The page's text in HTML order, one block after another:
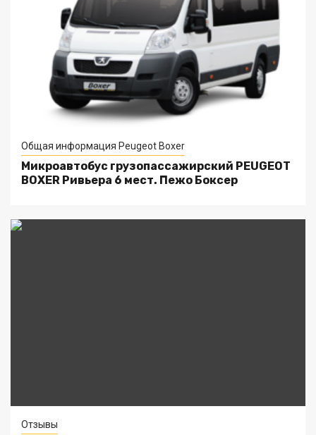
Общая информация Peugeot Boxer
Микроавтобус грузопассажирский PEUGEOT
BOXER Ривьера 6 мест. Пежо Боксер
Отзывы